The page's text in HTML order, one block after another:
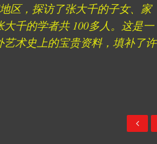
区，探访了张大千的子女、家
千的学者共 100多人。这是一
术史上的宝贵资料，填补了许